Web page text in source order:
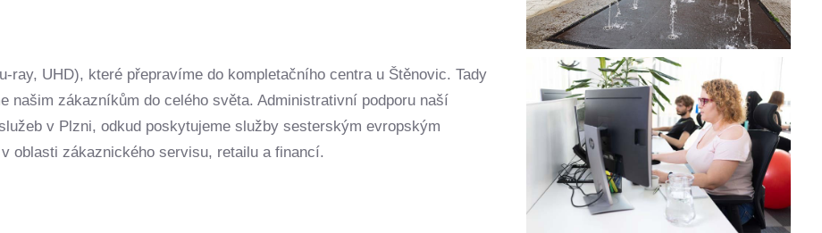
UHD), které přepravíme do kompletačního centra u Štěnovic. Tady
našim zákazníkům do celého světa. Administrativní podporu naší
v Plzni, odkud poskytujeme služby sesterským evropským
oblasti zákaznického servisu, retailu a financí.